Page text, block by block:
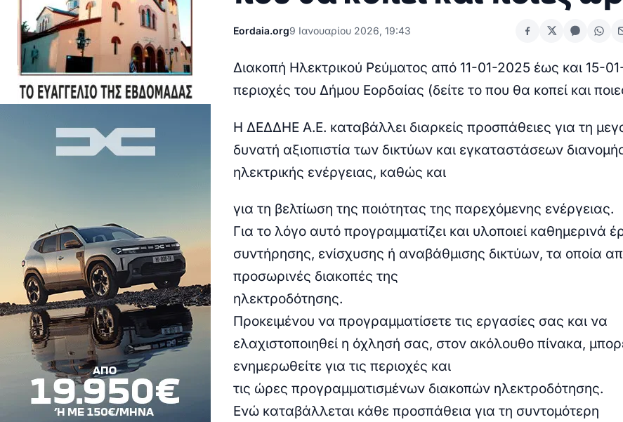
Eordaia.org9 Ιανουαρίου 2026, 19:43
Διακοπή Ηλεκτρικού Ρεύματος από 11-01-2025 έως και 15-
περιοχές του Δήμου Εορδαίας (δείτε το που θα κοπεί και
H ΔΕΔΔΗΕ Α.Ε. καταβάλλει διαρκείς προσπάθειες για τη
δυνατή αξιοπιστία των δικτύων και εγκαταστάσεων
ηλεκτρικής ενέργειας, καθώς και
για τη βελτίωση της ποιότητας της παρεχόμενης ενέργειας.
Για το λόγο αυτό προγραμματίζει και υλοποιεί καθημερινά
συντήρησης, ενίσχυσης ή αναβάθμισης δικτύων, τα οποία
προσωρινές διακοπές της
ηλεκτροδότησης.
Προκειμένου να προγραμματίσετε τις εργασίες σας και να
ελαχιστοποιηθεί η όχλησή σας, στον ακόλουθο πίνακα,
ενημερωθείτε για τις περιοχές και
τις ώρες προγραμματισμένων διακοπών ηλεκτροδότησης.
Ενώ καταβάλλεται κάθε προσπάθεια για τη συντομότερη